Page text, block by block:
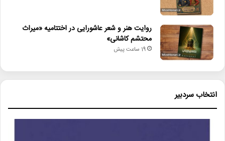
روایت هنر و شعر عاشورایی در اختتامیه «میراث
محتشم کاشانی»
19 ساعت پیش
انتخاب سردبیر